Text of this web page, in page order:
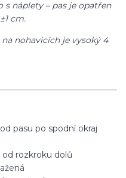
s náplety – pas je opatřen
cm.
nohavicích je vysoký 4
pasu po spodní okraj
od rozkroku dolů